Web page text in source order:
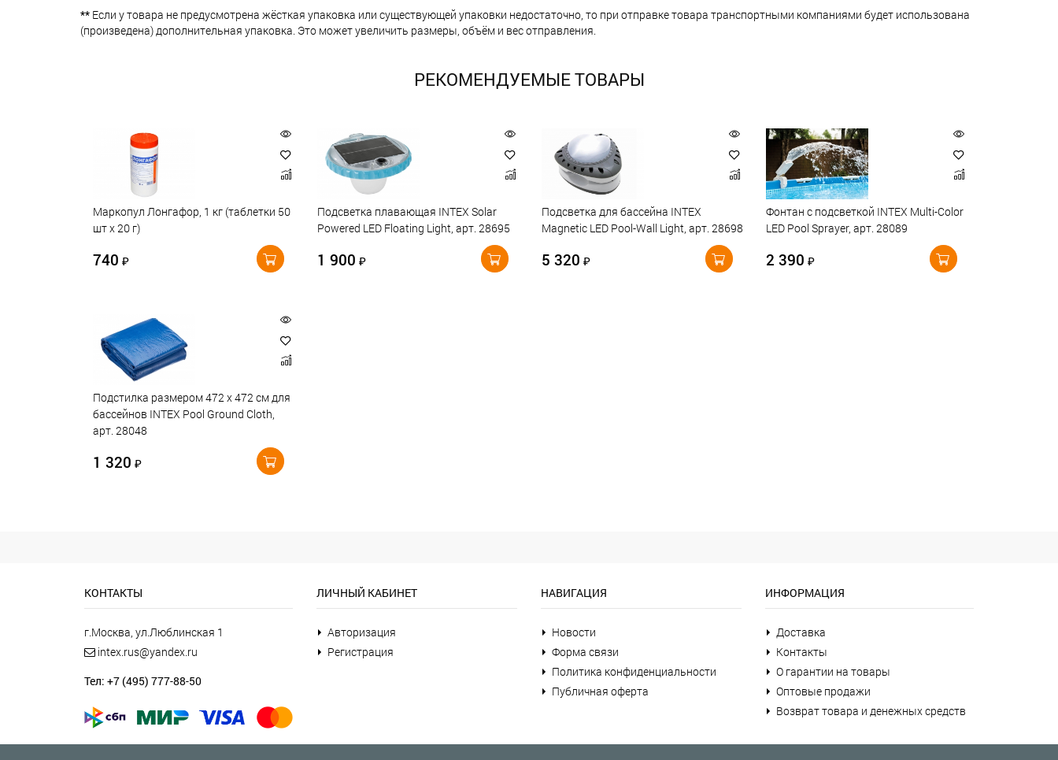
** Если у товара не предусмотрена жёсткая упаковка или существующей упаковки недостаточно, то при отправке товара транспортными компаниями будет использована
(произведена) дополнительная упаковка. Это может увеличить размеры, объём и вес отправления.
РЕКОМЕНДУЕМЫЕ ТОВАРЫ
Маркопул Лонгафор, 1 кг (таблетки 50
шт х 20 г)
740 ₽
Подсветка плавающая INTEX Solar
Powered LED Floating Light, арт. 28695
1 900 ₽
Подсветка для бассейна INTEX
Magnetic LED Pool-Wall Light, арт. 28698
5 320 ₽
Фонтан с подсветкой INTEX Multi-Color
LED Pool Sprayer, арт. 28089
2 390 ₽
Подстилка размером 472 х 472 см для
бассейнов INTEX Pool Ground Cloth,
арт. 28048
1 320 ₽
КОНТАКТЫ
г.Москва, ул.Люблинская 1
intex.rus@yandex.ru
Тел: +7 (495) 777-88-50
ЛИЧНЫЙ КАБИНЕТ
Авторизация
Регистрация
НАВИГАЦИЯ
Новости
Форма связи
Политика конфиденциальности
Публичная оферта
ИНФОРМАЦИЯ
Доставка
Контакты
О гарантии на товары
Оптовые продажи
Возврат товара и денежных средств